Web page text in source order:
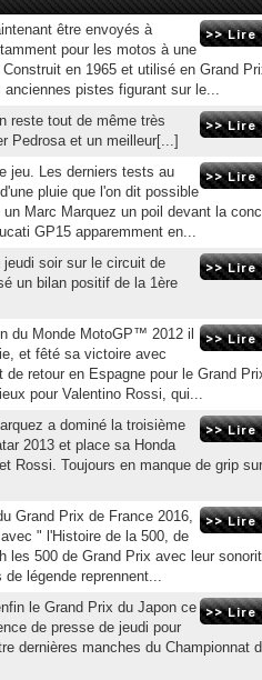
être envoyés à
pour les motos à une
en 1965 et utilisé en Grand
pistes figurant sur le...
reste tout de même très
Pedrosa et un meilleur[...]
jeu. Les derniers tests au
pluie que l'on dit possible
Marc Marquez un poil devant la
GP15 apparemment en...
soir sur le circuit de
un bilan positif de la 1ère
du Monde MotoGP™ 2012 il
et fêté sa victoire avec
retour en Espagne pour le Grand
pour Valentino Rossi, qui...
a dominé la troisième
2013 et place sa Honda
Rossi. Toujours en manque de grip
Grand Prix de France 2016,
" l'Histoire de la 500, de
les 500 de Grand Prix avec leur
légende reprennent...
le Grand Prix du Japon ce
de presse de jeudi pour
dernières manches du Championnat